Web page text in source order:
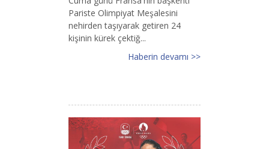
Pariste Olimpiyat Meşalesini
nehirden taşıyarak getiren 24
kişinin kürek çektiğ...
Haberin devamı >>